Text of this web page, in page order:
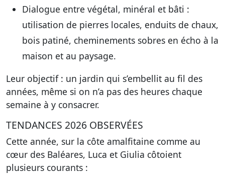
Dialogue entre végétal, minéral et bâti :
utilisation de pierres locales, enduits de chaux,
bois patiné, cheminements sobres en écho à la
maison et au paysage.
Leur objectif : un jardin qui s’embellit au fil des
années, même si on n’a pas des heures chaque
semaine à y consacrer.
TENDANCES 2026 OBSERVÉES
Cette année, sur la côte amalfitaine comme au
cœur des Baléares, Luca et Giulia côtoient
plusieurs courants :